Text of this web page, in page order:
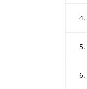
4.
5.
6.